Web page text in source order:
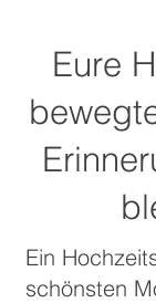
Eure
Ein
schönsten